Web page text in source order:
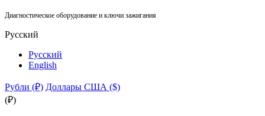
Диагностическое оборудование и ключи зажигания
Русский
Русский
English
Рубли (₽) Доллары США ($)
(₽)